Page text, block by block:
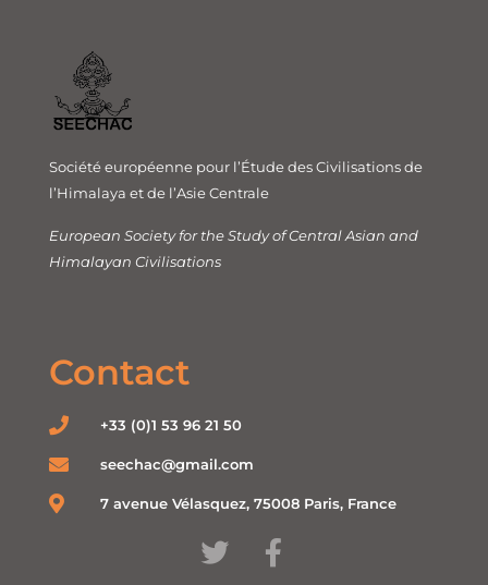
Société européenne pour l’Étude des Civilisations de
l’Himalaya et de l’Asie Centrale
European Society for the Study of Central Asian and
Himalayan Civilisations
Contact
+33 (0)1 53 96 21 50
seechac@gmail.com
7 avenue Vélasquez, 75008 Paris, France